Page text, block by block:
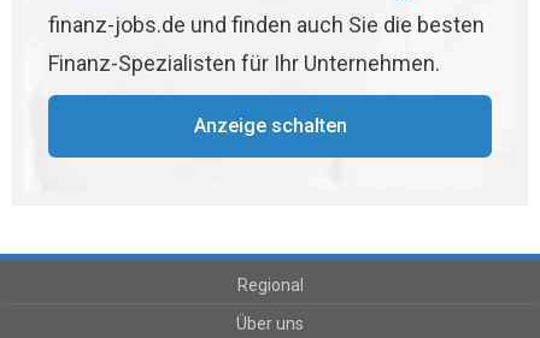
finanz-jobs.de und finden auch Sie die besten
Finanz-Spezialisten für Ihr Unternehmen.
Anzeige schalten
Regional
Über uns